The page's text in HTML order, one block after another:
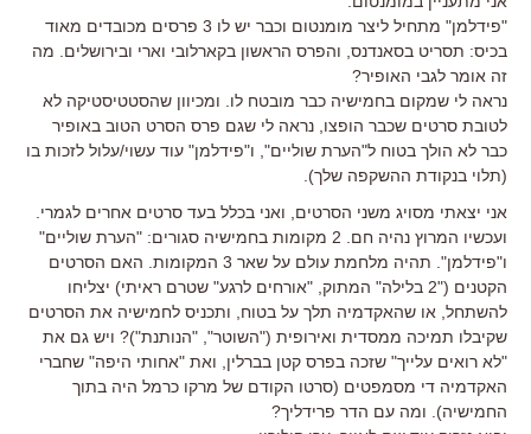
"פידלמן" מתחיל ליצר מומנטום וכבר יש לו 3 פרסים מכובדים מאוד
בכיס: תסריט בסאנדנס, והפרס הראשון בקארלובי וארי ובירושלים. מה
זה אומר לגבי האופיר?
נראה לי שמקום בחמישיה כבר מובטח לו. ומכיוון שהסטטיסטיקה לא
לטובת סרטים שכבר הופצו, נראה לי שגם פרס הסרט הטוב באופיר
כבר לא הולך בטוח ל"הערת שוליים", ו"פידלמן" עוד עשוי/עלול לזכות בו
(תלוי בנקודת ההשקפה שלך).
אני יצאתי מסויג משני הסרטים, ואני בכלל בעד סרטים אחרים לגמרי.
ועכשיו המרוץ נהיה חם. 2 מקומות בחמישיה סגורים: "הערת שוליים"
ו"פידלמן". תהיה מלחמת עולם על שאר 3 המקומות. האם הסרטים
הקטנים ("2 בלילה" המתוק, "אורחים לרגע" שטרם ראיתי) יצליחו
להשתחל, או שהאקדמיה תלך על בטוח, ותכניס לחמישיה את הסרטים
שקיבלו תמיכה ממסדית ואירופית ("השוטר", "הנותנת")? ויש גם את
"לא רואים עלייך" שזכה בפרס קטן בברלין, ואת "אחותי היפה" שחברי
האקדמיה די מסמפטים (סרטו הקודם של מרקו כרמל היה בתוך
החמישיה). ומה עם הדר פרידליך?